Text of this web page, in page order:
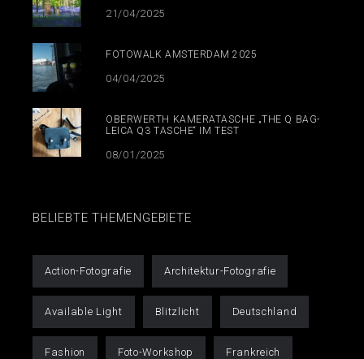
21/04/2025
FOTOWALK AMSTERDAM 2025
04/04/2025
OBERWERTH KAMERATASCHE „THE Q BAG-
LEICA Q3 TASCHE“ IM TEST
08/01/2025
BELIEBTE THEMENGEBIETE
Action-Fotografie Architektur-Fotografie
Available Light Blitzlicht Deutschland
Fashion Foto-Workshop Frankreich